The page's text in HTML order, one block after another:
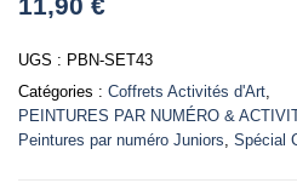
of
UGS : PBN-SET43
Catégories : Coffrets Activités d'Art,
PEINTURES PAR NUMÉRO &
Peintures par numéro Juniors, Spécial